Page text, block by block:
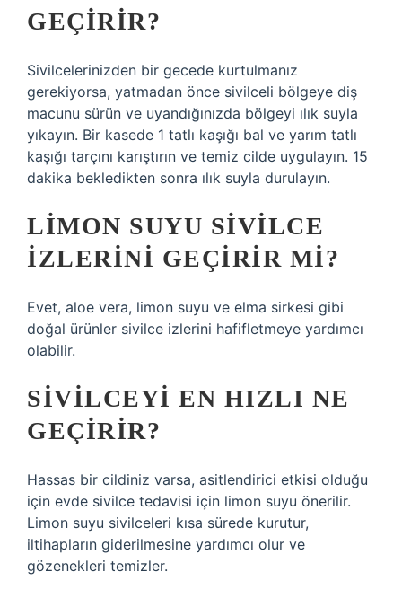
GEÇIRIR?
Sivilcelerinizden bir gecede kurtulmanız
gerekiyorsa, yatmadan önce sivilceli bölgeye diş
macunu sürün ve uyandığınızda bölgeyi ılık suyla
yıkayın. Bir kasede 1 tatlı kaşığı bal ve yarım tatlı
kaşığı tarçını karıştırın ve temiz cilde uygulayın. 15
dakika bekledikten sonra ılık suyla durulayın.
LIMON SUYU SIVILCE
IZLERINI GEÇIRIR MI?
Evet, aloe vera, limon suyu ve elma sirkesi gibi
doğal ürünler sivilce izlerini hafifletmeye yardımcı
olabilir.
SIVILCEYI EN HIZLI NE
GEÇIRIR?
Hassas bir cildiniz varsa, asitlendirici etkisi olduğu
için evde sivilce tedavisi için limon suyu önerilir.
Limon suyu sivilceleri kısa sürede kurutur,
iltihapların giderilmesine yardımcı olur ve
gözenekleri temizler.